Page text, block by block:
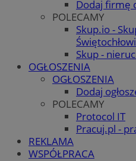
Dodaj firmę
POLECAMY
Skup.io -
Skup -
OGŁOSZENIA
OGŁOSZENIA
Dodaj
POLECAMY
Protocol IT
Pracuj.pl -
REKLAMA
WSPÓŁPRACA